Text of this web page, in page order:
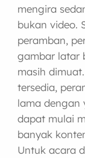
mengira
bukan video.
peramban,
gambar latar
masih
tersedia,
lama dengan
dapat mulai
banyak
Untuk acara